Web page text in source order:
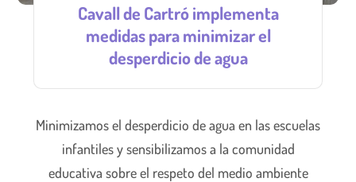
Cavall de Cartró implementa
medidas para minimizar el
desperdicio de agua
Minimizamos el desperdicio de agua en las escuelas
infantiles y sensibilizamos a la comunidad
educativa sobre el respeto del medio ambiente